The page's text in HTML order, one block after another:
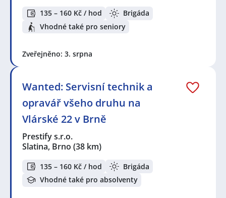
135 – 160 Kč / hod
Brigáda
Vhodné také pro seniory
Zveřejněno: 3. srpna
Wanted: Servisní technik a
opravář všeho druhu na
Vlárské 22 v Brně
Prestify s.r.o.
Slatina, Brno (38 km)
135 – 160 Kč / hod
Brigáda
Vhodné také pro absolventy